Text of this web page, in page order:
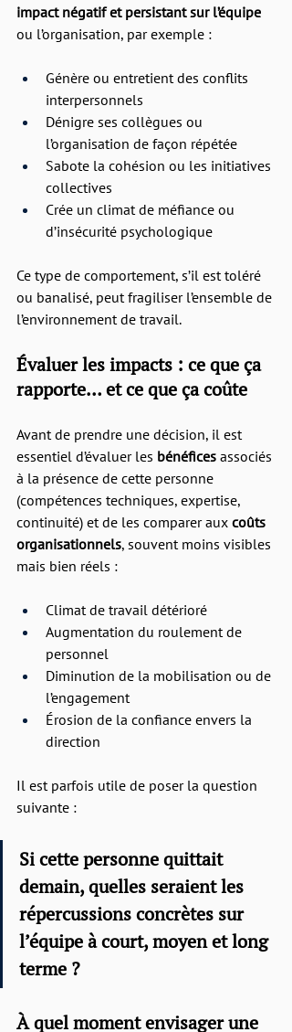
impact négatif et persistant sur l’équipe
ou l’organisation, par exemple :
Génère ou entretient des conflits
interpersonnels
Dénigre ses collègues ou
l’organisation de façon répétée
Sabote la cohésion ou les initiatives
collectives
Crée un climat de méfiance ou
d’insécurité psychologique
Ce type de comportement, s’il est toléré
ou banalisé, peut fragiliser l’ensemble de
l’environnement de travail.
Évaluer les impacts : ce que ça
rapporte… et ce que ça coûte
Avant de prendre une décision, il est
essentiel d’évaluer les bénéfices associés
à la présence de cette personne
(compétences techniques, expertise,
continuité) et de les comparer aux coûts
organisationnels, souvent moins visibles
mais bien réels :
Climat de travail détérioré
Augmentation du roulement de
personnel
Diminution de la mobilisation ou de
l’engagement
Érosion de la confiance envers la
direction
Il est parfois utile de poser la question
suivante :
Si cette personne quittait
demain, quelles seraient les
répercussions concrètes sur
l’équipe à court, moyen et long
terme ?
À quel moment envisager une